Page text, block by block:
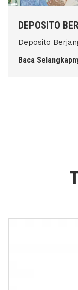
DEPOSITO
Deposito
Baca